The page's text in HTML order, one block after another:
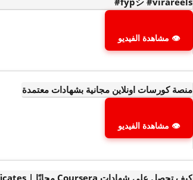
👁 مشاهدة الفيديو
منصة كورسات اونلاين مجانية بشهادات معتمدة
👁 مشاهدة الفيديو